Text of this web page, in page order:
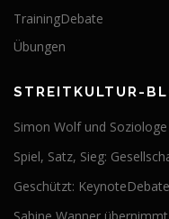
TrainingDebate
Übungen
STREITKULTUR-
Simon Wolf und
Spiel, Satz, Sieg:
Geschützt: